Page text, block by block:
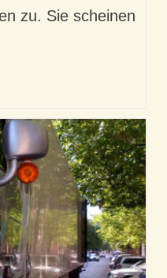
zu. Sie scheinen